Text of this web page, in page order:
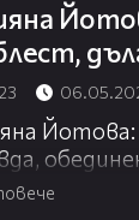
Йотова: